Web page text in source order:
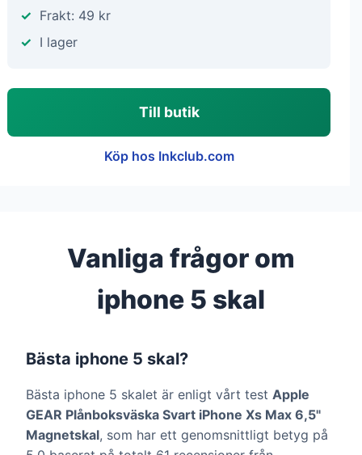
Frakt: 49 kr
I lager
Till butik
Köp hos Inkclub.com
Vanliga frågor om
iphone 5 skal
Bästa iphone 5 skal?
Bästa iphone 5 skalet är enligt vårt test Apple
GEAR Plånboksväska Svart iPhone Xs Max 6,5"
Magnetskal, som har ett genomsnittligt betyg på